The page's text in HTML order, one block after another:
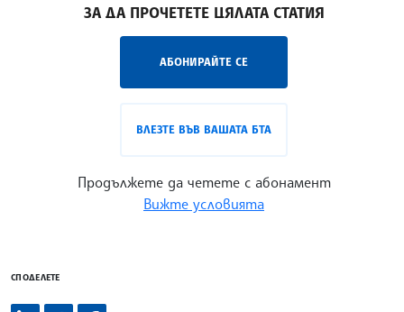
ЗА ДА ПРОЧЕТЕТЕ ЦЯЛАТА СТАТИЯ
АБОНИРАЙТЕ СЕ
ВЛЕЗТЕ ВЪВ ВАШАТА БТА
Продължете да четете с абонамент
Вижте условията
СПОДЕЛЕТЕ